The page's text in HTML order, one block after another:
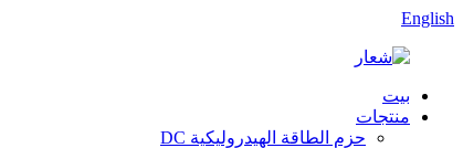
English
بيت
منتجات
حزم الطاقة الهيدروليكية DC